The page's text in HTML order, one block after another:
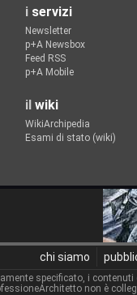
i servizi
Newsletter
p+A Newsbox
Feed RSS
p+A Mobile
il wiki
WikiArchipedia
Esami di stato (wiki)
chi siamo
specificato, i
non è